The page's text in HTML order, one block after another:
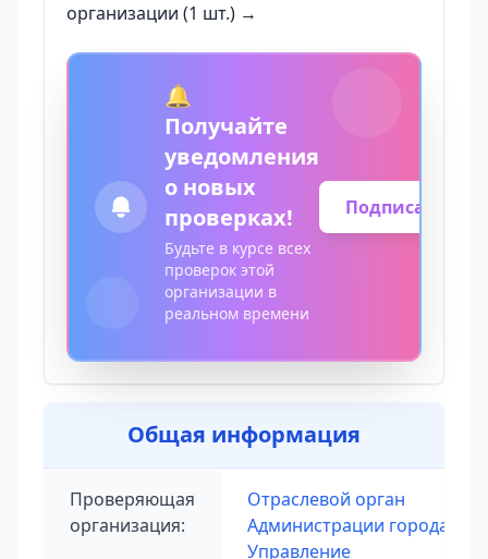
организации (1 шт.) →
🔔
Получайте
уведомления
о новых
проверках!
Будьте в курсе всех
проверок этой
организации в
реальном времени
Подписаться
Общая информация
Проверяющая
организация:
Отраслевой орган
Администрации города
Управление